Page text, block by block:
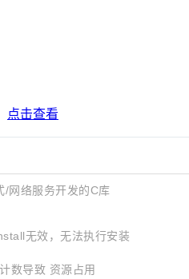
点击查看
网络服务开发的C库
无效，无法执行安装
数导致 资源占用